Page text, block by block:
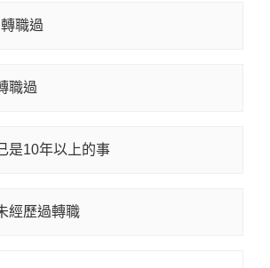
職過
職過
是10年以上的事
經歷過轉職